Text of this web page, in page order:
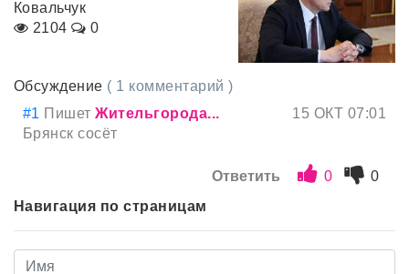
Ковальчук
2104
0
Обсуждение ( 1 комментарий )
#1 ПишетЖительгорода...
15 ОКТ 07:01
Брянск сосёт
Ответить 0
0
Навигация по страницам